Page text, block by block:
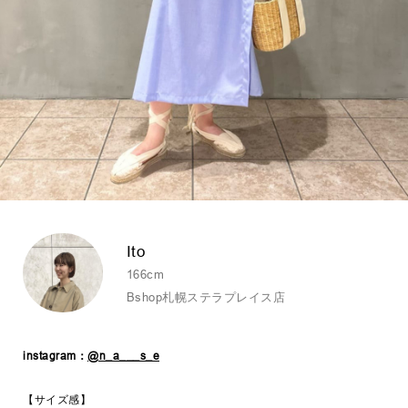
Ito
166cm
Bshop札幌ステラプレイス店
instagram： @n_a___s_e
【サイズ感】